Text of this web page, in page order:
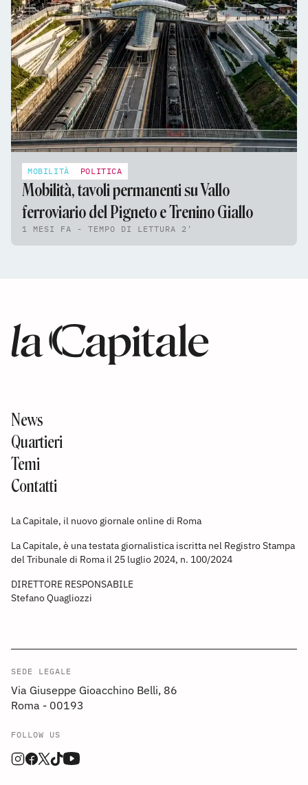
MOBILITÀ POLITICA
Mobilità, tavoli permanenti su Vallo
ferroviario del Pigneto e Trenino Giallo
1 MESI FA - TEMPO DI LETTURA 2'
News
Quartieri
Temi
Contatti
La Capitale, il nuovo giornale online di Roma
La Capitale, è una testata giornalistica iscritta nel Registro Stampa
del Tribunale di Roma il 25 luglio 2024, n. 100/2024
DIRETTORE RESPONSABILE
Stefano Quagliozzi
SEDE LEGALE
Via Giuseppe Gioacchino Belli, 86
Roma - 00193
FOLLOW US